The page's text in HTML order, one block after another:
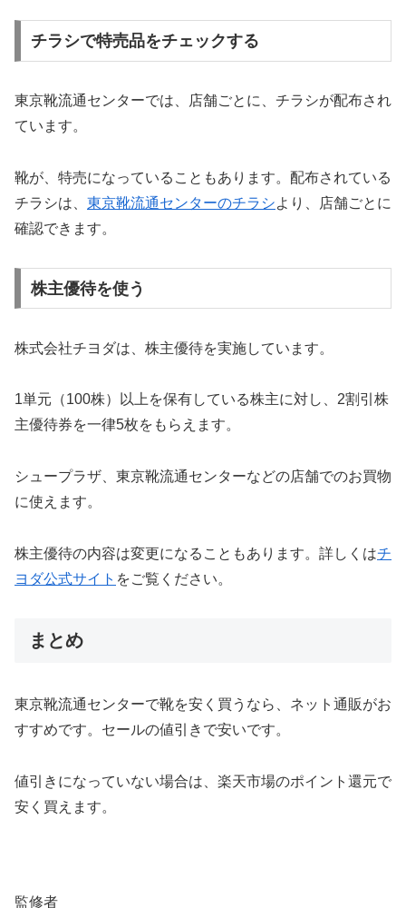
チラシで特売品をチェックする
東京靴流通センターでは、店舗ごとに、チラシが配布され
ています。
靴が、特売になっていることもあります。配布されている
チラシは、 東京靴流通センターのチラシより、店舗ごとに
確認できます。
株主優待を使う
株式会社チヨダは、株主優待を実施しています。
1単元（100株）以上を保有している株主に対し、2割引株
主優待券を一律5枚をもらえます。
シュープラザ、東京靴流通センターなどの店舗でのお買物
に使えます。
株主優待の内容は変更になることもあります。詳しくはチ
ヨダ公式サイト をご覧ください。
まとめ
東京靴流通センターで靴を安く買うなら、ネット通販がお
すすめです。セールの値引きで安いです。
値引きになっていない場合は、楽天市場のポイント還元で
安く買えます。
監修者